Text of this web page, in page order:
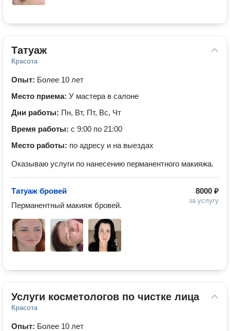
Татуаж
Красота
Опыт: Более 10 лет
Место приема: У мастера в салоне
Дни работы: Пн, Вт, Пт, Вс, Чт
Время работы: с 9:00 по 21:00
Место работы: по адресу и на выездах
Оказываю услуги по нанесению перманентного макияжа.
8000 ₽
за услугу
Татуаж бровей
Перманентный макияж бровей.
Услуги косметологов по чистке лица
Красота
Опыт: Более 10 лет